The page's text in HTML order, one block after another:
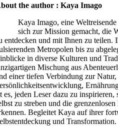
the author : Kaya Imago
Kaya Imago, eine
sich zur Mission gemacht, die
entdecken und mit Ihnen zu teilen.
Metropolen bis zu
in diverse Kulturen und
Mischung aus
einer tiefen Verbindung zur
es, jeden Leser dazu zu inspirieren,
zu streben und die
Begleitet Kaya auf ihrer
und Transformation.